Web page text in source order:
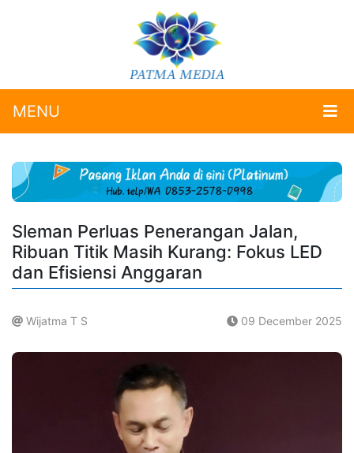
MENU
Sleman Perluas Penerangan Jalan,
Ribuan Titik Masih Kurang: Fokus LED
dan Efisiensi Anggaran
Wijatma T S 09 December 2025